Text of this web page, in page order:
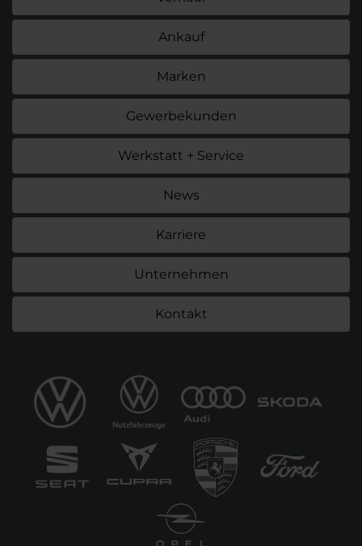
Ankauf
Marken
Gewerbekunden
Werkstatt + Service
News
Karriere
Unternehmen
Kontakt